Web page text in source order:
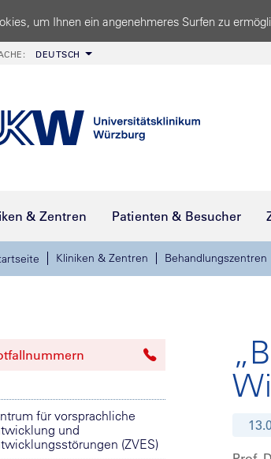
um Ihnen ein angenehmeres Surfen zu
DEUTSCH
& Zentren Patienten & Besucher
Kliniken & Zentren Behandlungszentren
für vorsprachliche
und
(ZVES)